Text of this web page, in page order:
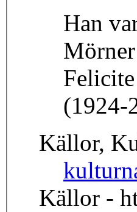
Han
(1924-
Källor,
Källor -